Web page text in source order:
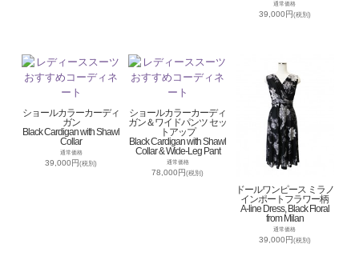
通常価格
39,000円(税別)
ショールカラーカーディ
ガン
Black Cardigan with Shawl
Collar
通常価格
39,000円(税別)
ショールカラーカーディ
ガン＆ワイドパンツ セッ
トアップ
Black Cardigan with Shawl
Collar & Wide-Leg Pant
通常価格
78,000円(税別)
ドールワンピース ミラノ
インポートフラワー柄
A-line Dress, Black Floral
from Milan
通常価格
39,000円(税別)